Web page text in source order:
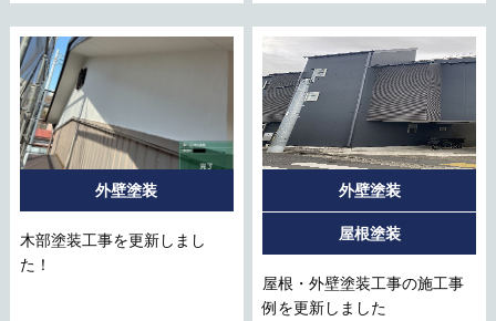
外壁塗装
木部塗装工事を更新しまし
た！
外壁塗装
屋根塗装
屋根・外壁塗装工事の施工事
例を更新しました